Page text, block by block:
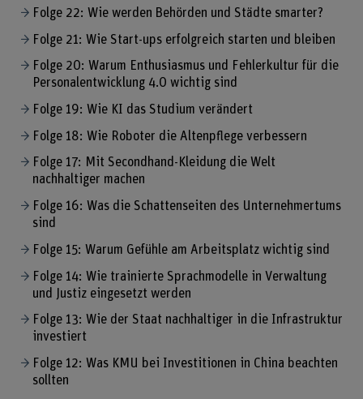
Folge 22: Wie werden Behörden und Städte smarter?
Folge 21: Wie Start-ups erfolgreich starten und bleiben
Folge 20: Warum Enthusiasmus und Fehlerkultur für die
Personalentwicklung 4.0 wichtig sind
Folge 19: Wie KI das Studium verändert
Folge 18: Wie Roboter die Altenpflege verbessern
Folge 17: Mit Secondhand-Kleidung die Welt
nachhaltiger machen
Folge 16: Was die Schattenseiten des Unternehmertums
sind
Folge 15: Warum Gefühle am Arbeitsplatz wichtig sind
Folge 14: Wie trainierte Sprachmodelle in Verwaltung
und Justiz eingesetzt werden
Folge 13: Wie der Staat nachhaltiger in die Infrastruktur
investiert
Folge 12: Was KMU bei Investitionen in China beachten
sollten